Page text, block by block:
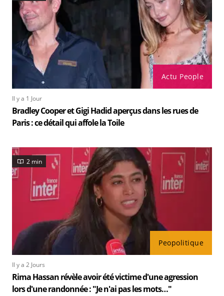
Actu People
Il y a 1 Jour
Bradley Cooper et Gigi Hadid aperçus dans les rues de
Paris : ce détail qui affole la Toile
Peopolitique
2 min
Il y a 2 Jours
Rima Hassan révèle avoir été victime d'une agression
lors d'une randonnée : "Je n'ai pas les mots…"